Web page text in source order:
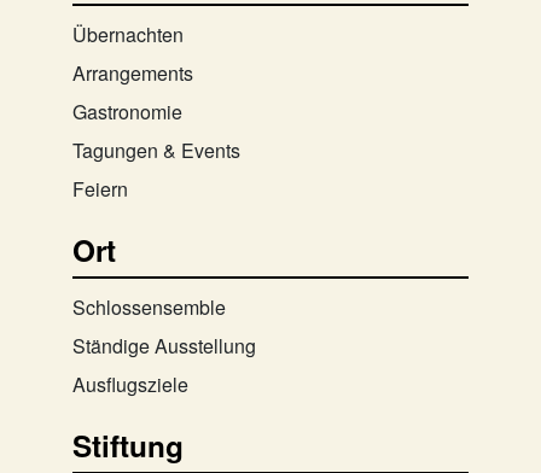
Übernachten
Arrangements
Gastronomie
Tagungen & Events
Feiern
Ort
Schlossensemble
Ständige Ausstellung
Ausflugsziele
Stiftung